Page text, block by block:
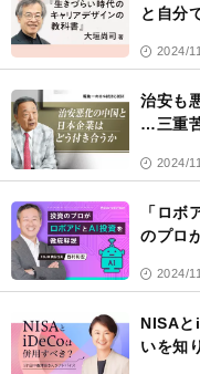
と自分
2024/
治安も
…三重
2024/
「ロ
のプロ
2024/
NISA
いを知